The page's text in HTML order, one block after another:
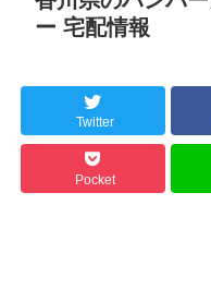
ー 宅配情報
Twitter
Pocket